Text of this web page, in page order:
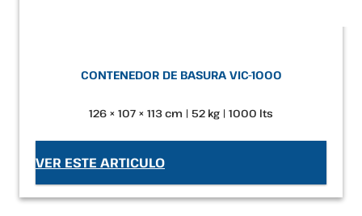
CONTENEDOR DE BASURA VIC-1000
126 × 107 × 113 cm | 52 kg | 1000 lts
VER ESTE ARTICULO